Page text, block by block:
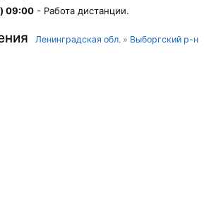
09:00 - Работа дистанции.
Ленинградская обл. » Выборгский р-н